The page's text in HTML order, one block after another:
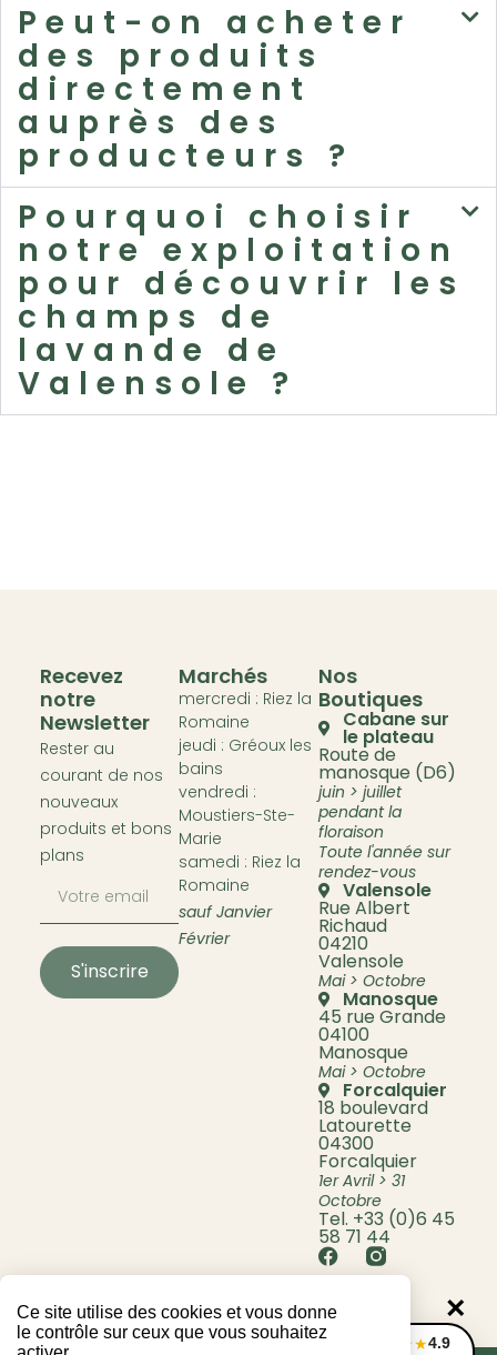
Peut-on acheter
des produits
directement
auprès des
producteurs ?
Pourquoi choisir
notre exploitation
pour découvrir les
champs de
lavande de
Valensole ?
Recevez
notre
Newsletter
Rester au
courant de nos
nouveaux
produits et bons
plans
S'inscrire
Marchés
mercredi : Riez la
Romaine
jeudi : Gréoux les
bains
vendredi :
Moustiers-Ste-
Marie
samedi : Riez la
Romaine
sauf Janvier
Février
Nos
Boutiques
Cabane sur
le plateau
Route de
manosque (D6)
juin > juillet
pendant la
floraison
Toute l'année sur
rendez-vous
Valensole
Rue Albert
Richaud
04210
Valensole
Mai > Octobre
Manosque
45 rue Grande
04100
Manosque
Mai > Octobre
Forcalquier
18 boulevard
Latourette
04300
Forcalquier
1er Avril > 31
Octobre
Tel. +33 (0)6 45
58 71 44
★★★★★4.9
×
Ce site utilise des cookies et vous donne
le contrôle sur ceux que vous souhaitez